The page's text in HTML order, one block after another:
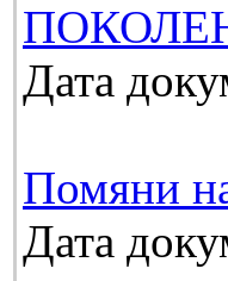
Дата
Помяни
Дата